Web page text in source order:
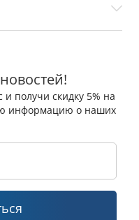
получи скидку 5% на
информацию о наших